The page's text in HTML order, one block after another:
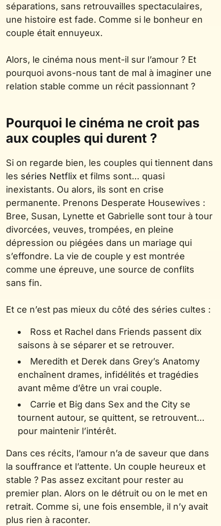
séparations, sans retrouvailles spectaculaires,
une histoire est fade. Comme si le bonheur en
couple était ennuyeux.
Alors, le cinéma nous ment-il sur l’amour ? Et
pourquoi avons-nous tant de mal à imaginer une
relation stable comme un récit passionnant ?
Pourquoi le cinéma ne croit pas
aux couples qui durent ?
Si on regarde bien, les couples qui tiennent dans
les séries Netflix et films sont… quasi
inexistants. Ou alors, ils sont en crise
permanente. Prenons Desperate Housewives :
Bree, Susan, Lynette et Gabrielle sont tour à tour
divorcées, veuves, trompées, en pleine
dépression ou piégées dans un mariage qui
s’effondre. La vie de couple y est montrée
comme une épreuve, une source de conflits
sans fin.
Et ce n’est pas mieux du côté des séries cultes :
Ross et Rachel dans Friends passent dix
saisons à se séparer et se retrouver.
Meredith et Derek dans Grey’s Anatomy
enchaînent drames, infidélités et tragédies
avant même d’être un vrai couple.
Carrie et Big dans Sex and the City se
tournent autour, se quittent, se retrouvent…
pour maintenir l’intérêt.
Dans ces récits, l’amour n’a de saveur que dans
la souffrance et l’attente. Un couple heureux et
stable ? Pas assez excitant pour rester au
premier plan. Alors on le détruit ou on le met en
retrait. Comme si, une fois ensemble, il n’y avait
plus rien à raconter.